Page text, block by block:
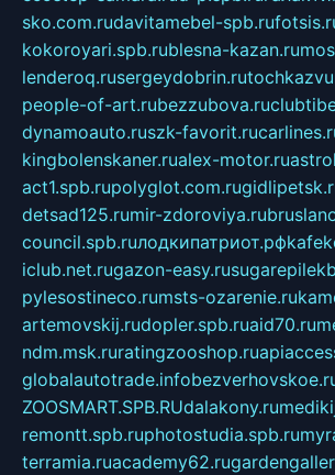
sko.com.rudavitamebel-spb.ru
kokoroyari.spb.rublesna-kazan.ru
lenderoq.rusergeydobrin.ru
people-of-art.rubezzubova.ru
dynamoauto.ruszk-favorit.ru
kingbolenskaner.rualex-motor.ru
act1.spb.rupolyglot.com.ru
detsad125.rumir-zdoroviya.ru
council.spb.ruлодкипатриот.рф
iclub.net.rugazon-easy.ru
pylesostineco.rumsts-ozarenie.ru
artemovskij.rudopler.spb.ruaid70.ru
ndm.msk.ruratingzooshop.ru
globalautotrade.info
ZOOSMART.SPB.RUdalakony.ru
remontt.spb.ruphotostudia.spb.ru
terramia.ruacademy62.ru